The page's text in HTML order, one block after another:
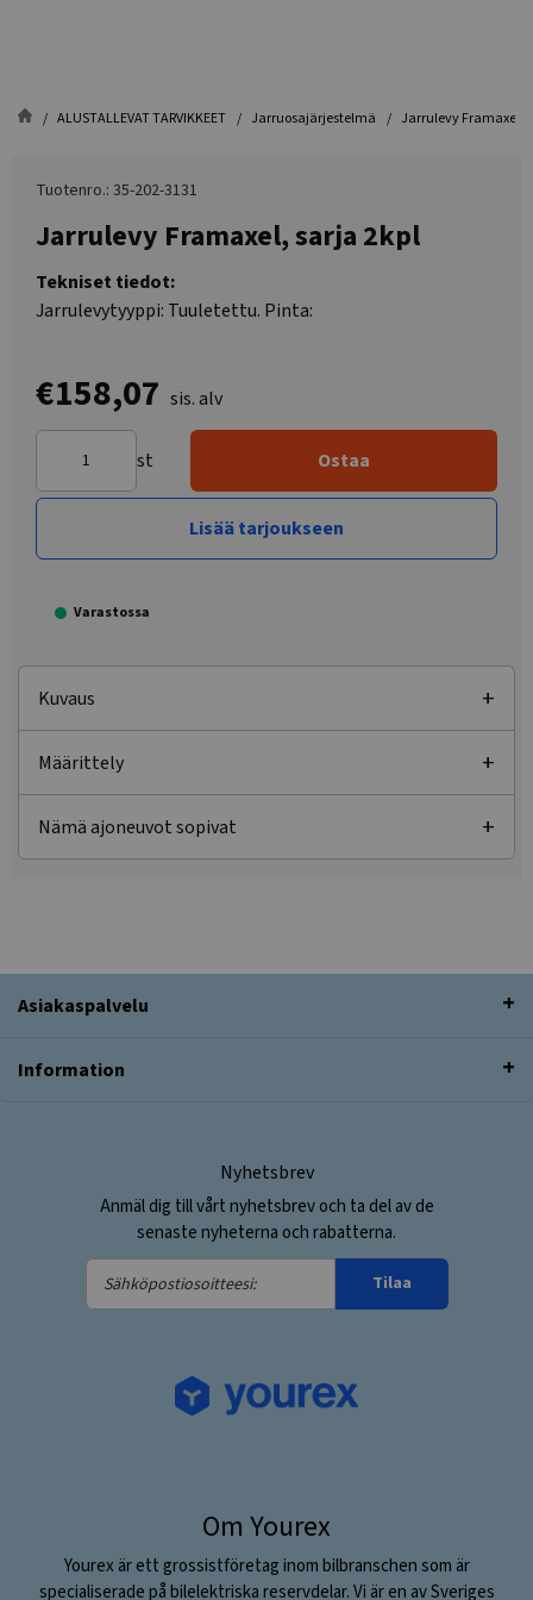
ALUSTALLEVAT TARVIKKEET Jarruosajärjestelmä Jarrulevy Framaxel,
Tuotenro.: 35-202-3131
Jarrulevy Framaxel, sarja 2kpl
Tekniset tiedot:
Jarrulevytyyppi: Tuuletettu. Pinta:
€158,07 sis. alv
st Ostaa
Lisää tarjoukseen
Varastossa
Kuvaus
Määrittely
Nämä ajoneuvot sopivat
Asiakaspalvelu
Information
Nyhetsbrev
Anmäl dig till vårt nyhetsbrev och ta del av de
senaste nyheterna och rabatterna.
Sähköpostiosoitteesi:
Tilaa
Om Yourex
Yourex är ett grossistföretag inom bilbranschen som är
specialiserade på bilelektriska reservdelar. Vi är en av Sveriges